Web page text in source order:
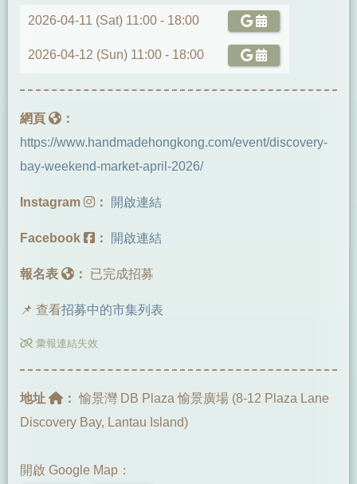
2026-04-11 (Sat) 11:00 - 18:00
2026-04-12 (Sun) 11:00 - 18:00
網頁
：
https://www.handmadehongkong.com/event/discovery-
bay-weekend-market-april-2026/
Instagram ： 開啟連結
Facebook ： 開啟連結
報名表 ： 已完成招募
📌 查看招募中的市集列表
彙報連結失效
地址 ： 愉景灣 DB Plaza 愉景廣場 (8-12 Plaza Lane
Discovery Bay, Lantau Island)
開啟 Google Map：